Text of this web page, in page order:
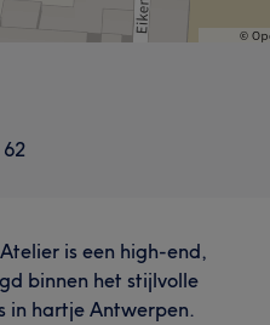
is een high-end,
binnen het stijlvolle
in hartje Antwerpen.